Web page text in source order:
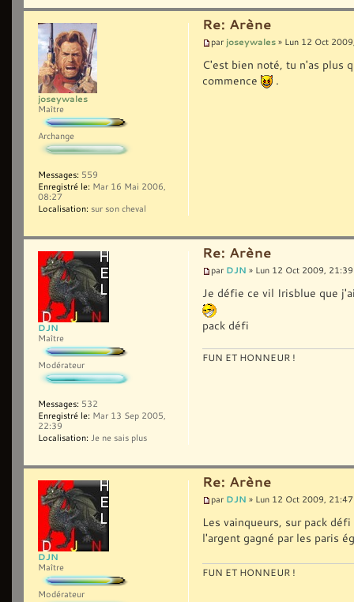
Re: Arène
par joseywales » Lun 12 Oct
C'est bien noté, tu n'as plus
commence
.
joseywales
Maître
Archange
Messages: 559
Enregistré le: Mar 16 Mai 2006,
08:27
Localisation: sur son cheval
Re: Arène
par DJN » Lun 12 Oct 2009, 21:39
Je défie ce vil Irisblue que
pack défi
FUN ET HONNEUR !
DJN
Maître
Modérateur
Messages: 532
Enregistré le: Mar 13 Sep 2005,
22:39
Localisation: Je ne sais plus
Re: Arène
par DJN » Lun 12 Oct 2009, 21:47
Les vainqueurs, sur pack
l'argent gagné par les paris
FUN ET HONNEUR !
DJN
Maître
Modérateur